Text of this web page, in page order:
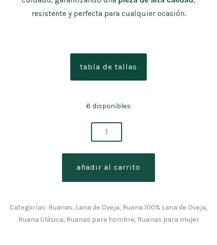
resistente y perfecta para cualquier ocasión.
tabla de tallas
6 disponibles
150cm
cantidad
añadir al carrito
Categorías: Ruanas, Lana de Oveja, Ruana 100% Lana de Oveja,
Ruana Clásica, Ruanas para hombre, Ruanas para mujer